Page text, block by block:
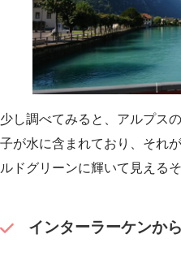
少し調べてみると、アルプス
子が水に含まれており、それ
ルドグリーンに輝いて見える
インターラーケンか